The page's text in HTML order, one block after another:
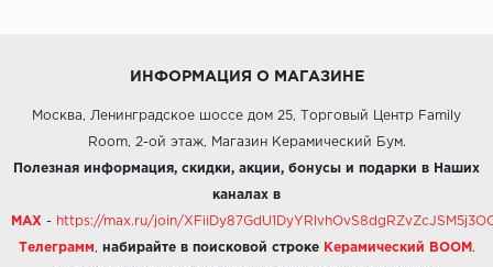
ИНФОРМАЦИЯ О МАГАЗИНЕ
Москва, Ленинградское шоссе дом 25, Торговый Центр Family
Room, 2-ой этаж, Магазин Керамический Бум.
Полезная информация, скидки, акции, бонусы и подарки в Наших
каналах в
MAX - https://max.ru/join/
Телеграмм набирайте в поисковой строке Керамический BOOM .